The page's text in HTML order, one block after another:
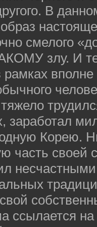
В
смелого
злу. И
рамках
заработал
Корею.
часть своей
ссылается на